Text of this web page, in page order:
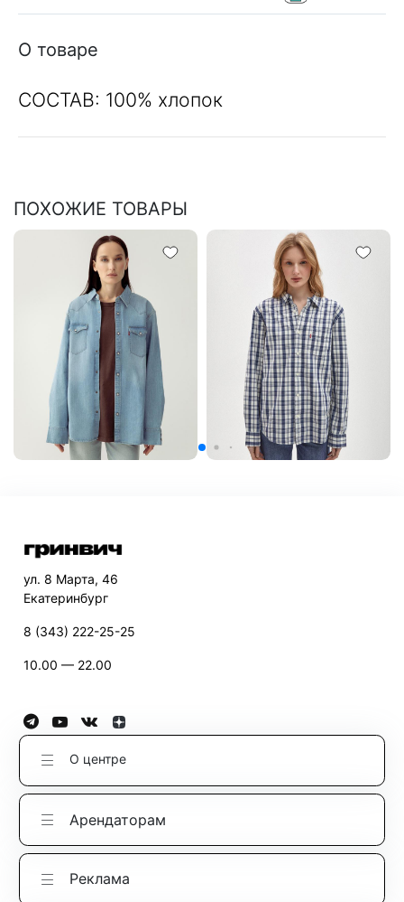
О товаре
СОСТАВ: 100% хлопок
ПОХОЖИЕ ТОВАРЫ
ул. 8 Марта, 46
Екатеринбург
8 (343) 222-25-25
10.00 — 22.00
О центре
Арендаторам
Реклама